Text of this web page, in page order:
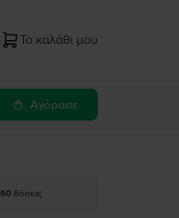
Το καλάθι μου
Αγόρασε
δόσεις